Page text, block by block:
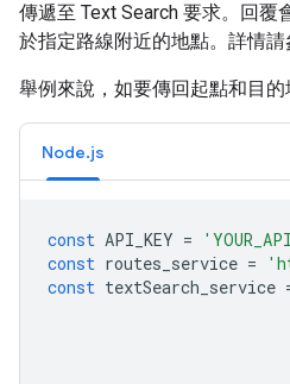
傳遞至 Text Search 要求。回覆
於指定路線附近的地點。詳情請
舉例來說，如要傳回起點和目的
Node.js
const API_KEY =
const routes_service =
const textSearch_service